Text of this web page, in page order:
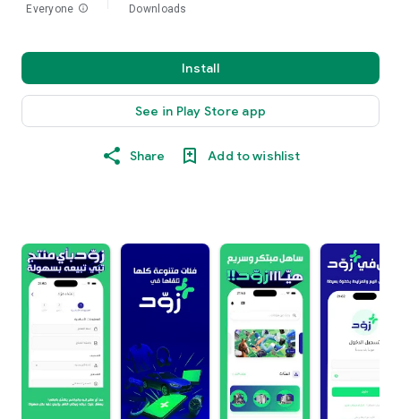
Everyone info Downloads
Install
See in Play Store app
Share Add to wishlist